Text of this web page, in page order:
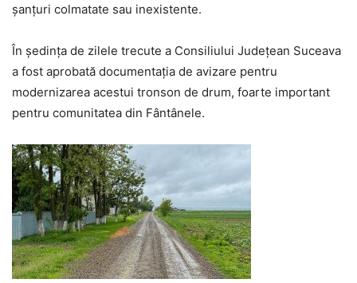
șanțuri colmatate sau inexistente.
În ședința de zilele trecute a Consiliului Județean Suceava
a fost aprobată documentația de avizare pentru
modernizarea acestui tronson de drum, foarte important
pentru comunitatea din Fântânele.